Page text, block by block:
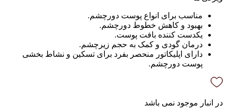
مناسب برای انواع پوست دورچشم.
بهبود و کاهش خطوط دورچشم.
یکدست کننده بافت پوست.
درمان گودی و کمک به حجم زیرچشم.
دارای اپلیکاتور منحصر بفرد برای تسکین و نشاط بخشی
پوست دورچشم.
در انبار موجود نمی باشد